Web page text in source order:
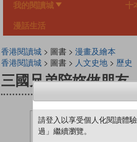
我的閱讀城 十
漫話生活
香港閱讀城> 圖書 > 漫畫及繪本
香港閱讀城> 圖書 > 人文史地> 歷史
三國兄弟陪妳做朋友
請登入以享受個人化閱讀體
過」繼續瀏覽。